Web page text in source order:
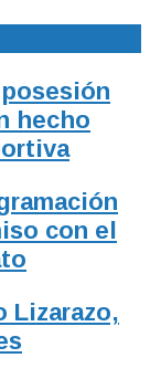
hecho
con el
Lizarazo,